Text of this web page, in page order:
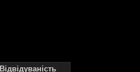
Відвідуваність